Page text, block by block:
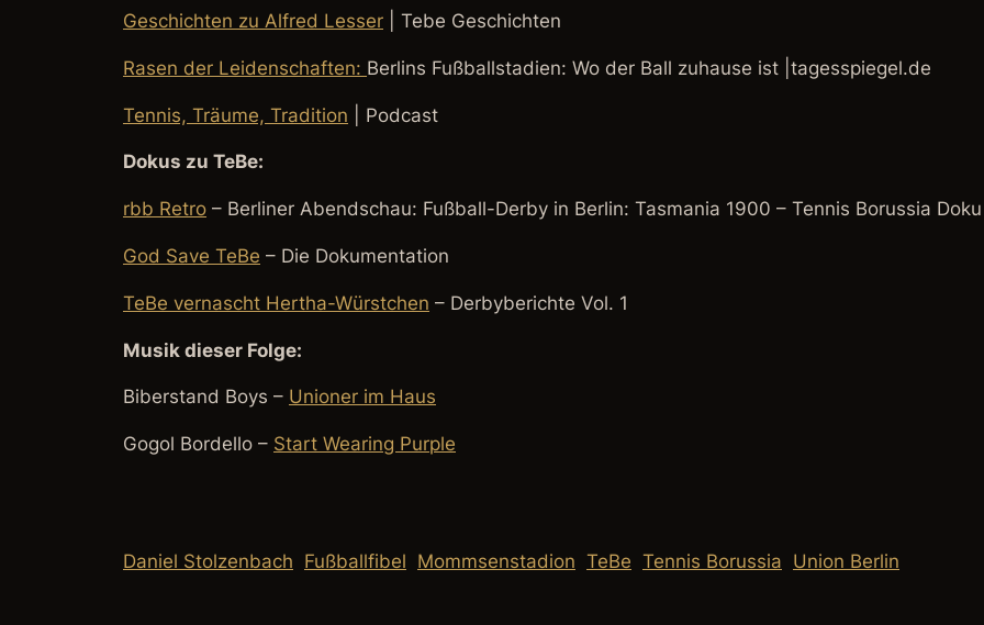
Geschichten zu Alfred Lesser | Tebe Geschichten
Rasen der Leidenschaften: Berlins Fußballstadien: Wo der Ball zuhause ist |tagesspiegel.de
Tennis, Träume, Tradition | Podcast
Dokus zu TeBe:
rbb Retro – Berliner Abendschau: Fußball-Derby in Berlin: Tasmania 1900 – Tennis Borussia
God Save TeBe – Die Dokumentation
TeBe vernascht Hertha-Würstchen – Derbyberichte Vol. 1
Musik dieser Folge:
Biberstand Boys – Unioner im Haus
Gogol Bordello – Start Wearing Purple
Daniel Stolzenbach Fußballfibel Mommsenstadion TeBe Tennis Borussia Union Berlin